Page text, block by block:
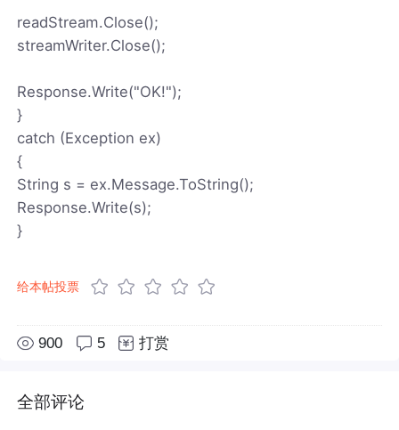
readStream.Close();
streamWriter.Close();
Response.Write("OK!");
}
catch (Exception ex)
{
String s = ex.Message.ToString();
Response.Write(s);
}
给本帖投票
900 5 打赏
全部评论